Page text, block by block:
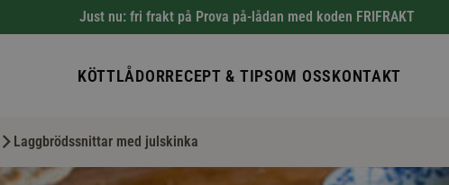
Just nu: fri frakt på Prova på-lådan med koden FRIFRAKT
KÖTTLÅDORRECEPT & TIPSOM OSSKONTAKT
Laggbrödssnittar med julskinka